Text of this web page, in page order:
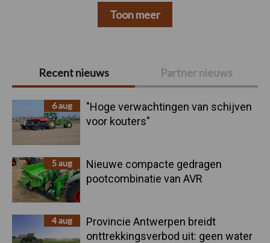
Primaire
Sidebar
Recent nieuws Partner nieuws
6 aug
"Hoge verwachtingen van schijven
voor kouters"
5 aug
Nieuwe compacte gedragen
pootcombinatie van AVR
4 aug
Provincie Antwerpen breidt
onttrekkingsverbod uit: geen water
Toon meer